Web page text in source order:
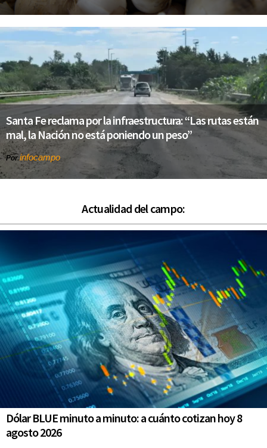
Santa Fe reclama por la infraestructura: “Las rutas están
mal, la Nación no está poniendo un peso”
Porinfocampo
Actualidad del campo:
Dólar BLUE minuto a minuto: a cuánto cotizan hoy 8
agosto 2026